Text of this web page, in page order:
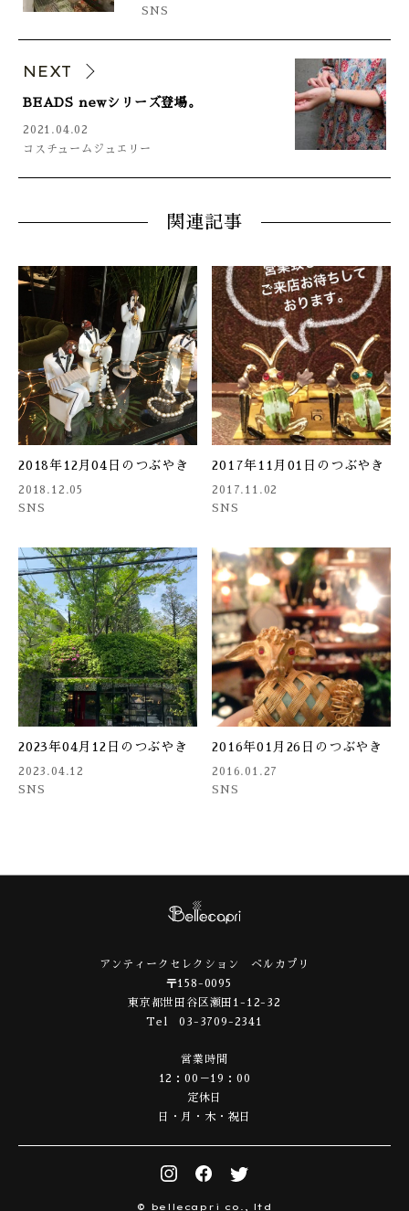
SNS
NEXT
BEADS newシリーズ登場。
2021.04.02
コスチュームジュエリー
関連記事
2018年12月04日のつぶやき
2018.12.05
SNS
2017年11月01日のつぶやき
2017.11.02
SNS
2023年04月12日のつぶやき
2023.04.12
SNS
2016年01月26日のつぶやき
2016.01.27
SNS
アンティークセレクション ベルカプリ
〒158-0095
東京都世田谷区瀬田1-12-32
Tel 03-3709-2341
営業時間
12：00－19：00
定休日
日・月・木・祝日
© bellecapri co., ltd